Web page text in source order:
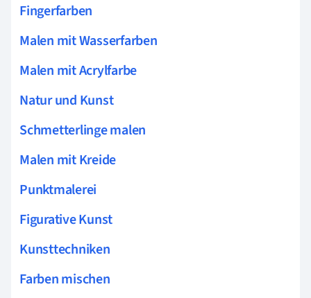
Fingerfarben
Malen mit Wasserfarben
Malen mit Acrylfarbe
Natur und Kunst
Schmetterlinge malen
Malen mit Kreide
Punktmalerei
Figurative Kunst
Kunsttechniken
Farben mischen